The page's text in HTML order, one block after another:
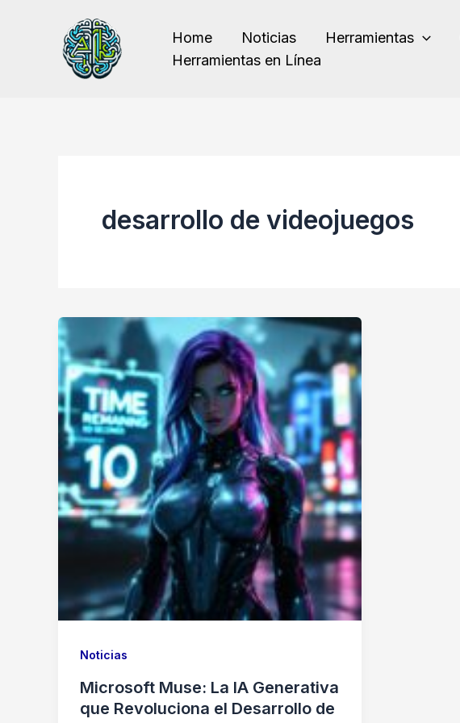
contenido
Home Noticias Herramientas
Herramientas en Línea
desarrollo de videojuegos
Noticias
Microsoft Muse: La IA Generativa
que Revoluciona el Desarrollo de